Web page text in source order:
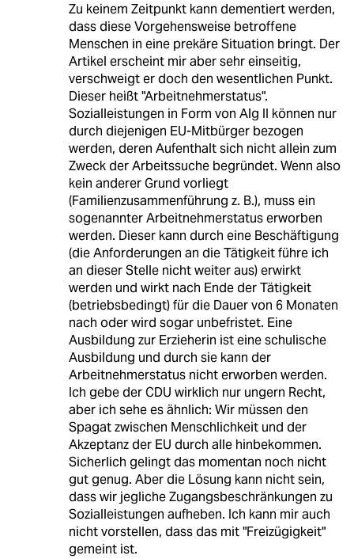
Zu keinem Zeitpunkt kann dementiert werden,
dass diese Vorgehensweise betroffene
Menschen in eine prekäre Situation bringt. Der
Artikel erscheint mir aber sehr einseitig,
verschweigt er doch den wesentlichen Punkt.
Dieser heißt "Arbeitnehmerstatus".
Sozialleistungen in Form von Alg II können nur
durch diejenigen EU-Mitbürger bezogen
werden, deren Aufenthalt sich nicht allein zum
Zweck der Arbeitssuche begründet. Wenn also
kein anderer Grund vorliegt
(Familienzusammenführung z. B.), muss ein
sogenannter Arbeitnehmerstatus erworben
werden. Dieser kann durch eine Beschäftigung
(die Anforderungen an die Tätigkeit führe ich
an dieser Stelle nicht weiter aus) erwirkt
werden und wirkt nach Ende der Tätigkeit
(betriebsbedingt) für die Dauer von 6 Monaten
nach oder wird sogar unbefristet. Eine
Ausbildung zur Erzieherin ist eine schulische
Ausbildung und durch sie kann der
Arbeitnehmerstatus nicht erworben werden.
Ich gebe der CDU wirklich nur ungern Recht,
aber ich sehe es ähnlich: Wir müssen den
Spagat zwischen Menschlichkeit und der
Akzeptanz der EU durch alle hinbekommen.
Sicherlich gelingt das momentan noch nicht
gut genug. Aber die Lösung kann nicht sein,
dass wir jegliche Zugangsbeschränkungen zu
Sozialleistungen aufheben. Ich kann mir auch
nicht vorstellen, dass das mit "Freizügigkeit"
gemeint ist.